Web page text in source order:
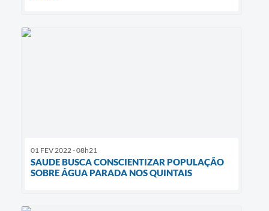
01 FEV 2022 - 08h21
SAUDE BUSCA CONSCIENTIZAR POPULAÇÃO
SOBRE ÁGUA PARADA NOS QUINTAIS